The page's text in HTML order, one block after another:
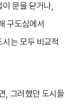
문을 닫거나,
구도심에서
는 모두 비교적
, 그러했던 도시들